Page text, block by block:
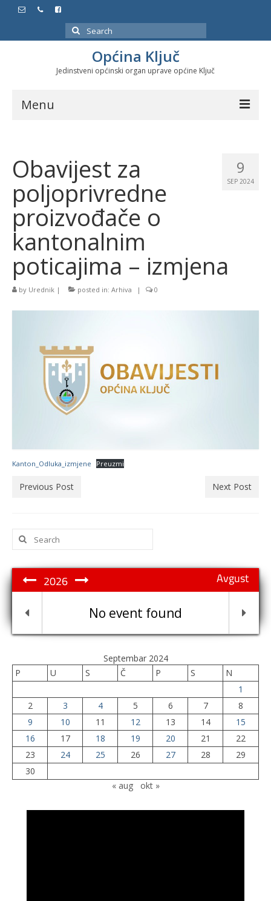
Search
for:
Općina Ključ
Jedinstveni općinski organ uprave općine Ključ
Menu
Službeni glasnici
Javne nabavke
Značajni datumi i manifestacije
Program energetske efikasnosti u stambenom
sektoru
9
SEP 2024
Obavijest za
poljoprivredne
proizvođače o
kantonalnim
poticajima – izmjena
by Urednik | posted in: Arhiva | 0
Kanton_Odluka_izmjene Preuzmi
Previous Post Next Post
Search
for:
Avgust
2026
No event found
Septembar 2024
P
U S Č P S
N
1
2
3 4 5 6 7
8
9
10 11 12 13 14
15
16
17 18 19 20 21
22
23
24 25 26 27 28
29
30
« aug
okt »